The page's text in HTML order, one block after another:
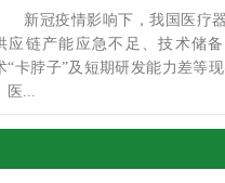
新冠疫情影响下，我国医疗器
应链产能应急不足、技术储
“卡脖子”及短期研发能力差等
医...